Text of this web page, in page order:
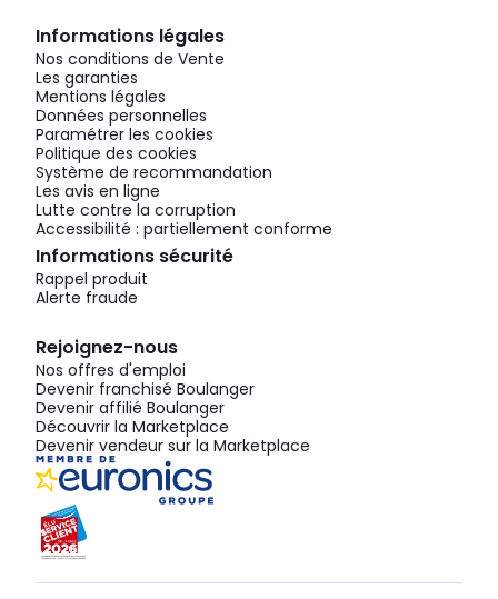
Informations légales
Nos conditions de Vente
Les garanties
Mentions légales
Données personnelles
Paramétrer les cookies
Politique des cookies
Système de recommandation
Les avis en ligne
Lutte contre la corruption
Accessibilité : partiellement conforme
Informations sécurité
Rappel produit
Alerte fraude
Rejoignez-nous
Nos offres d'emploi
Devenir franchisé Boulanger
Devenir affilié Boulanger
Découvrir la Marketplace
Devenir vendeur sur la Marketplace